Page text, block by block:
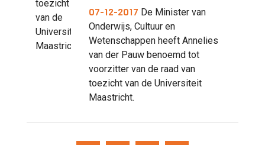
07-12-2017 De Minister van
Onderwijs, Cultuur en
Wetenschappen heeft Annelies
van der Pauw benoemd tot
voorzitter van de raad van
toezicht van de Universiteit
Maastricht.